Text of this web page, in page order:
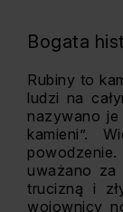
Bogata
Rubiny to
ludzi na
nazywano je
kamieni”.
uważano za
trucizną i
wojownicy